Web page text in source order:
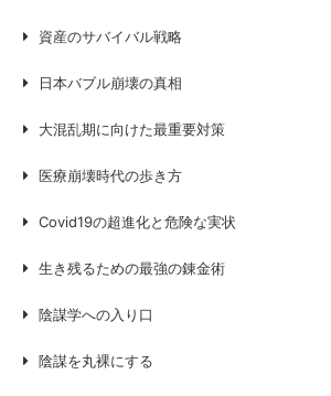
資産のサバイバル戦略
日本バブル崩壊の真相
大混乱期に向けた最重要対策
医療崩壊時代の歩き方
Covid19の超進化と危険な実状
生き残るための最強の錬金術
陰謀学への入り口
陰謀を丸裸にする